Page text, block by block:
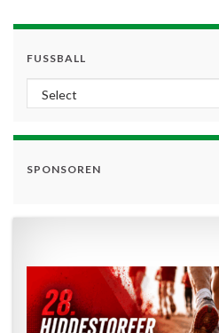
FUSSBALL
SPONSOREN